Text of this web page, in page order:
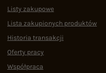
Listy zakupowe
Lista zakupionych produktów
Historia transakcji
Oferty pracy
Współpraca